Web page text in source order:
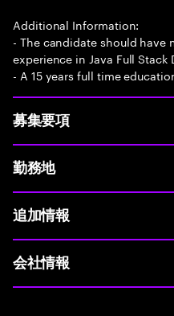
Additional Information:
- The candidate should have
experience in Java Full Stack
- A 15 years full time
募集要項
勤務地
追加情報
会社情報